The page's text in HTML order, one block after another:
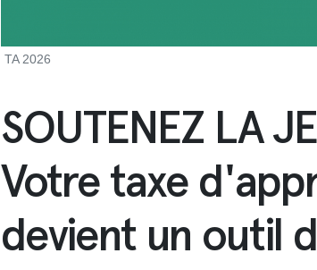
TA 2026
SOUTENEZ LA
Votre taxe
devient un outil